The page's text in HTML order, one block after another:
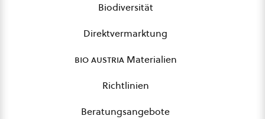
Biodiversität
Direktvermarktung
bio austriaMaterialien
Richtlinien
Beratungsangebote